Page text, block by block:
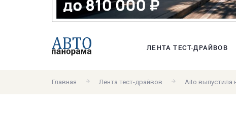
ЛЕНТА ТЕСТ-ДРАЙВОВ
Главная Лента тест-драйвов Aito выпустила